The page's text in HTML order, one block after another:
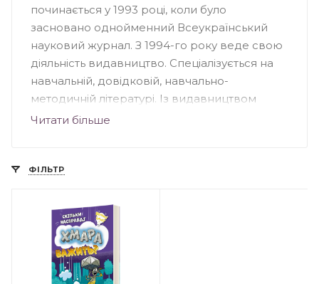
починається у 1993 році, коли було
засновано однойменний Всеукраїнський
науковий журнал. З 1994-го року веде свою
діяльність видавництво. Спеціалізується на
навчальній, довідковій, навчально-
методичній літературі. Із видавництвом
співпрацюють автори – відомі науковці,
вихователів, педагогів дошкільних
загальноосвітніх шкіл, студентів і науковців.
Книги – лідери продажу видавництва
«Мандрівець»: «Вартові мрій», «Прокляття
інших», «Сни з колодязя», «Шепіт сосен»,
«П’ятеро, як один», серія видань про кота
Читати більше
ФІЛЬТР